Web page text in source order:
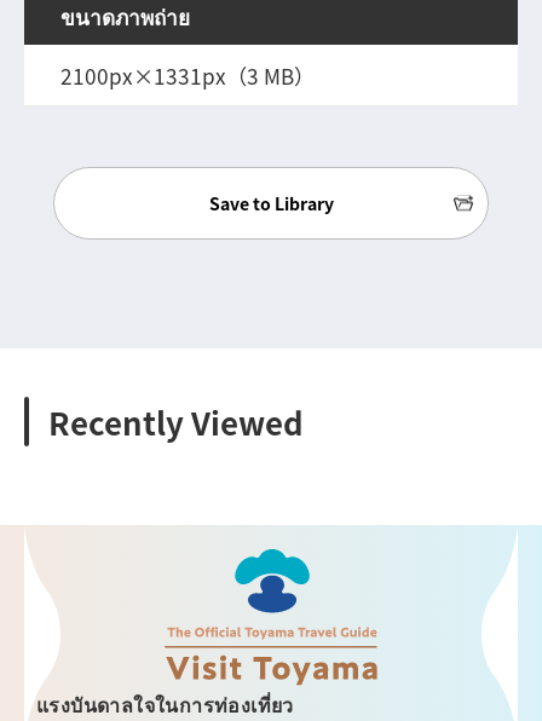
ขนาดภาพถ่าย
2100px×1331px（3 MB）
Save to Library
Recently Viewed
แรงบันดาลใจในการท่องเที่ยว